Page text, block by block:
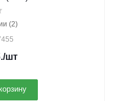
(2)
/шт